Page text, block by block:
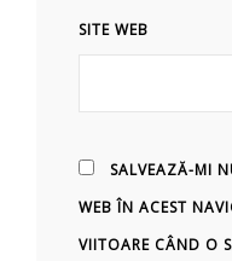
SITE WEB
SALVEAZĂ-MI
WEB ÎN ACEST
VIITOARE CÂND O